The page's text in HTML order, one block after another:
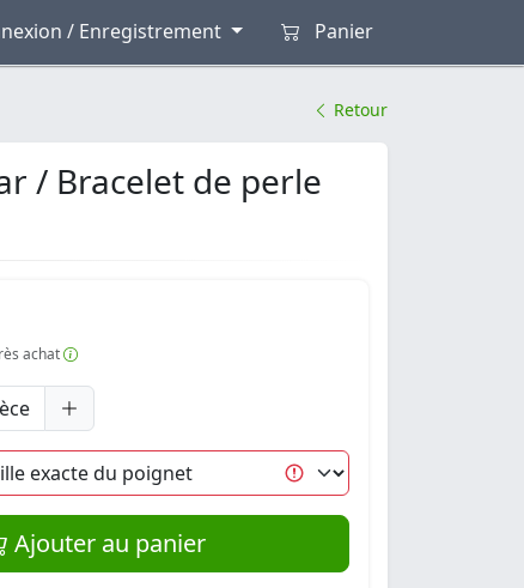
/ Enregistrement Panier
Retour
​/ Bracelet de perle
achat
Ajouter au panier